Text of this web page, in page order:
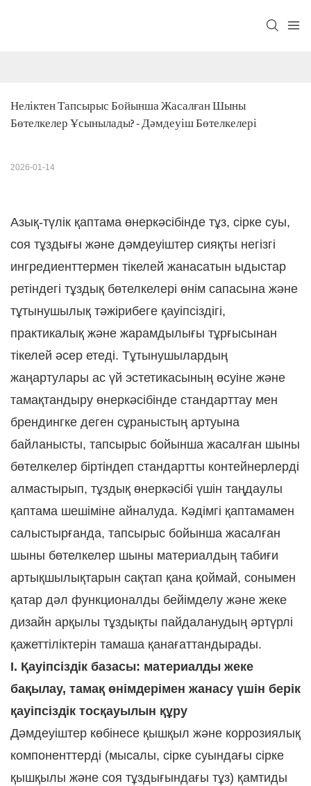
Неліктен Тапсырыс Бойынша Жасалған Шыны
Бөтелкелер Ұсынылады? - Дәмдеуіш Бөтелкелері
2026-01-14
Азық-түлік қаптама өнеркәсібінде тұз, сірке суы,
соя тұздығы және дәмдеуіштер сияқты негізгі
ингредиенттермен тікелей жанасатын ыдыстар
ретіндегі тұздық бөтелкелері өнім сапасына және
тұтынушылық тәжірибеге қауіпсіздігі,
практикалық және жарамдылығы тұрғысынан
тікелей әсер етеді. Тұтынушылардың
жаңартулары ас үй эстетикасының өсуіне және
тамақтандыру өнеркәсібінде стандарттау мен
брендингке деген сұраныстың артуына
байланысты, тапсырыс бойынша жасалған шыны
бөтелкелер біртіндеп стандартты контейнерлерді
алмастырып, тұздық өнеркәсібі үшін таңдаулы
қаптама шешіміне айналуда. Кәдімгі қаптамамен
салыстырғанда, тапсырыс бойынша жасалған
шыны бөтелкелер шыны материалдың табиғи
артықшылықтарын сақтап қана қоймай, сонымен
қатар дәл функционалды бейімделу және жеке
дизайн арқылы тұздықты пайдаланудың әртүрлі
қажеттіліктерін тамаша қанағаттандырады.
I. Қауіпсіздік базасы: материалды жеке
бақылау, тамақ өнімдерімен жанасу үшін берік
қауіпсіздік тосқауылын құру
Дәмдеуіштер көбінесе қышқыл және коррозиялық
компоненттерді (мысалы, сірке суындағы сірке
қышқылы және соя тұздығындағы тұз) қамтиды